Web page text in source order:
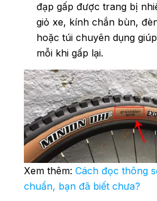
đạp gấp được trang bị
giỏ xe, kính chắn bùn,
hoặc túi chuyên dụng
mỗi khi gấp lại.
Xem thêm: Cách đọc thông
chuẩn, bạn đã biết chưa?